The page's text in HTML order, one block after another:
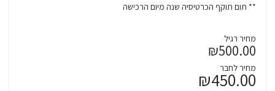
** תום תוקף הכרטיסיה שנה מיום הרכישה
Tashlumim.Parkinson@gmail.com
מחיר רגיל
₪500.00
מחיר לחבר
₪450.00